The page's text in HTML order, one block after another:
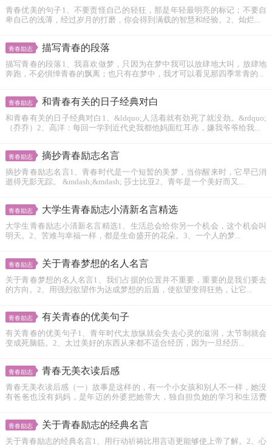
青春优美的句子1、不要责怪自己的轻狂，那是年轻最明亮的标记；不要自
卑自己的浅薄，经过岁月的打磨，你会得到满载的智慧和经验。2、灿烂...
青春励志 描写青春的段落
描写青春的段落1、我喜欢做梦，只因为在梦中我可以放肆地大叫，放肆地
奔跑，不必惧惮青春的飘离；也只有在梦中，我才可以看见那四季常青的...
青春励志 和青春有关的日子经典对白
和青春有关的日子经典对白1、&ldquo;人活着就有劲死了就没劲。&rdquo;
（乔乔）2、高洋：每回一学到近代史我都他妈面红耳赤，嫌我爷爷给我...
青春励志 摘抄青春励志名言
摘抄青春励志名言1、青春时代是一个短暂的美梦，当你醒来时，它早已消
逝得无影无踪。 &mdash;&mdash; 莎士比亚2、青年是一个美好而又...
青春励志 大学生青春励志小清新名言精选
大学生青春励志小清新名言精选1、生活总会给你另一个机会，这个机会叫
明天。2、苦难与幸福一样，都是生命盛开的花朵。3、一个人的梦...
青春励志 关于青春梦想的名人名言
关于青春梦想的名人名言1、我们占据的位置并不重要，重要的是我们要去
的方向。2、用强烈欲望作为达成梦想的后盾，使欲望变得狂热，让它...
青春励志 有关青春的优美句子
有关青春的优美句子1、青年时代太放纵就会失去心灵的滋润，太节制就会
变成死脑筋。2、太过美好的东西从来都不适合经历，因为一旦经历...
青春励志 青春无美衣读后感
青春无美衣读后感（一）故事是这样的，有一个小女孩和别人不一样，她没
有爸爸也没有妈妈，是年迈的外婆把她带大，独自担负她的学习和生活费
青春励志 关于青春励志的经典名言
关于青春励志的经典名言1、用行动祈祷比用言语更能够使上帝了解。2、心